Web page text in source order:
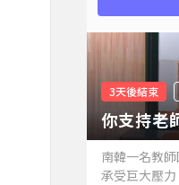
3天後結束
你支持老
南韓一名教
承受巨大壓